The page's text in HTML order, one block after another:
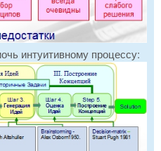
интуитивному процессу: